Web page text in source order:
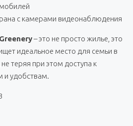
с камерами видеонаблюдения
– это не просто жилье, это
идеальное место для семьи в
теряя при этом доступа к
и удобствам.